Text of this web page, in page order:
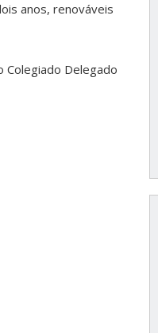
anos, renováveis
Colegiado Delegado